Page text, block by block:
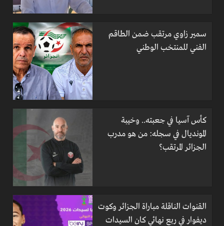
سمير زاوي مرتقب ضمن الطاقم
الفني للمنتخب الوطني
كأس آسيا في جعبته.. وخيبة
المونديال في سجله: من هو مدرب
الجزائر المرتقب؟
القنوات الناقلة مباراة الجزائر وكوت
ديفوار في ربع نهائي كان السيدات